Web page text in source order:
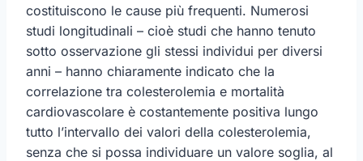
costituiscono le cause più frequenti. Numerosi
studi longitudinali – cioè studi che hanno tenuto
sotto osservazione gli stessi individui per diversi
anni – hanno chiaramente indicato che la
correlazione tra colesterolemia e mortalità
cardiovascolare è costantemente positiva lungo
tutto l’intervallo dei valori della colesterolemia,
senza che si possa individuare un valore soglia, al